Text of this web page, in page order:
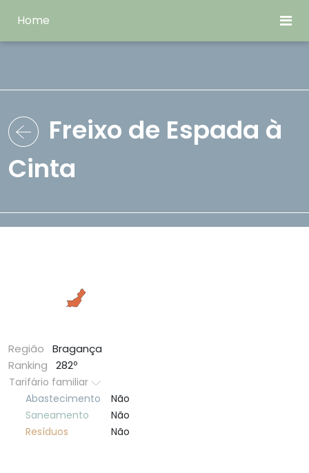
Home
Freixo de Espada à
Cinta
Região
Bragança
Ranking
282º
Tarifário familiar
Abastecimento
Não
Saneamento
Não
Resí­duos
Não